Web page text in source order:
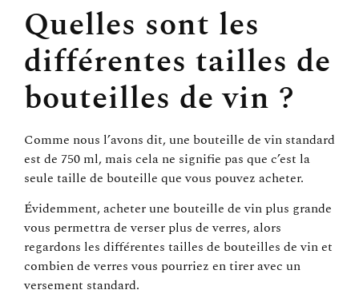
Quelles sont les
différentes tailles de
bouteilles de vin ?
Comme nous l’avons dit, une bouteille de vin standard
est de 750 ml, mais cela ne signifie pas que c’est la
seule taille de bouteille que vous pouvez acheter.
Évidemment, acheter une bouteille de vin plus grande
vous permettra de verser plus de verres, alors
regardons les différentes tailles de bouteilles de vin et
combien de verres vous pourriez en tirer avec un
versement standard.